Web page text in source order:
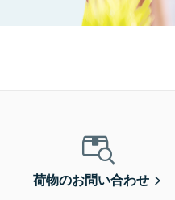
荷物のお問い合わせ